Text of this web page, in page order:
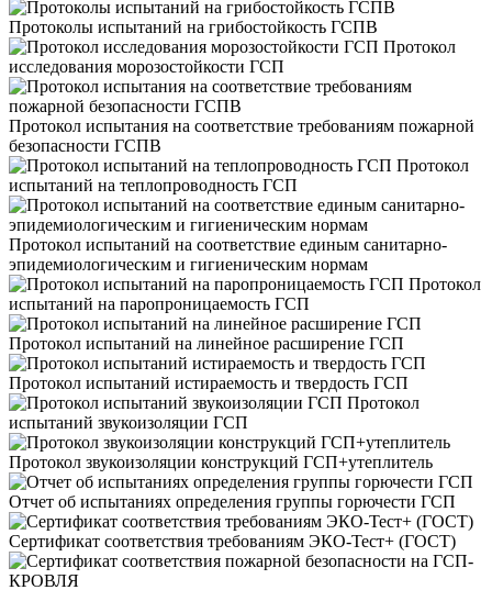
Протоколы испытаний на грибостойкость ГСПВ
Протокол
исследования морозостойкости ГСП
Протокол испытания на соответствие требованиям пожарной
безопасности ГСПВ
Протокол
испытаний на теплопроводность ГСП
Протокол испытаний на соответствие единым санитарно-
эпидемиологическим и гигиеническим нормам
Протокол
испытаний на паропроницаемость ГСП
Протокол испытаний на линейное расширение ГСП
Протокол испытаний истираемость и твердость ГСП
Протокол
испытаний звукоизоляции ГСП
Протокол звукоизоляции конструкций ГСП+утеплитель
Отчет об испытаниях определения группы горючести ГСП
Сертификат соответствия требованиям ЭКО-Тест+ (ГОСТ)